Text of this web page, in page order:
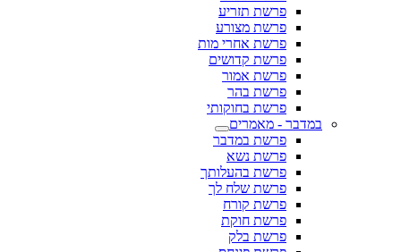
פרשת תזריע
פרשת מצורע
פרשת אחרי מות
פרשת קדושים
פרשת אמור
פרשת בהר
פרשת בחוקותי
במדבר - מאמרים
פרשת במדבר
פרשת נשא
פרשת בהעלותך
פרשת שלח לך
פרשת קורח
פרשת חוקת
פרשת בלק